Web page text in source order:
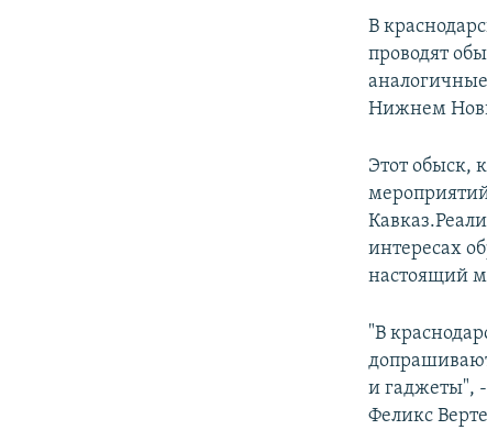
В
проводят
Нижнем
Этот обыск,
интересах
настоящий
"В
и гаджеты", -
Феликс